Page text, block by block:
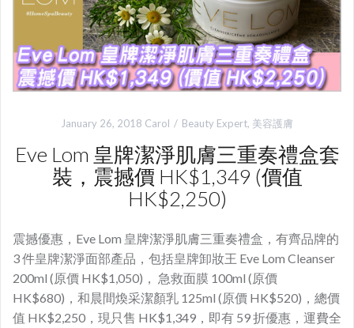
January 26, 2018 Carol Beauty Expert, 美容護膚
Eve Lom 皇牌潔淨肌膚三重奏禮盒套
裝，震撼價 HK$1,349 (價值
HK$2,250)
震撼優惠，Eve Lom 皇牌潔淨肌膚三重奏禮盒，有齊品牌的
3 件皇牌潔淨面部產品，包括皇牌卸妝王 Eve Lom Cleanser
200ml (原價 HK$1,050)， 急救面膜 100ml (原價
HK$680)，和晨間煥采潔顏乳 125ml (原價 HK$520)，總價
值 HK$2,250，現只售 HK$1,349，即有 59 折優惠，運費全